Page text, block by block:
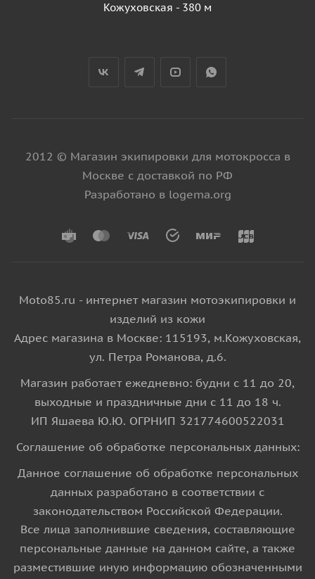
Кожуховская - 380 м
2012 © Магазин экипировки для мотокросса в
Москве с доставкой по РФ
Разработано в logema.org
Moto85.ru - интернет магазин мотоэкипировки и
изделий из кожи
Адрес магазина в Москве: 115193, м.Кожуховская,
ул. Петра Романова, д.6.
Магазин работает ежедневно: будни с 11 до 20,
выходные и праздничные дни с 11 до 18 ч.
ИП Яшаева Ю.Ю. ОГРНИП 321774600522031
Соглашение об обработке персональных данных:
Данное соглашение об обработке персональных
данных разработано в соответствии с
законодательством Российской Федерации.
Все лица заполнившие сведения, составляющие
персональные данные на данном сайте, а также
разместившие иную информацию обозначенными